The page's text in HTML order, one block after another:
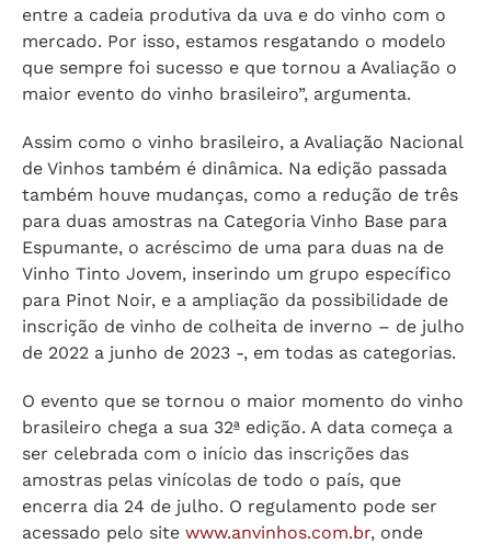
entre a cadeia produtiva da uva e do vinho com o
mercado. Por isso, estamos resgatando o modelo
que sempre foi sucesso e que tornou a Avaliação o
maior evento do vinho brasileiro”, argumenta.
Assim como o vinho brasileiro, a Avaliação Nacional
de Vinhos também é dinâmica. Na edição passada
também houve mudanças, como a redução de três
para duas amostras na Categoria Vinho Base para
Espumante, o acréscimo de uma para duas na de
Vinho Tinto Jovem, inserindo um grupo específico
para Pinot Noir, e a ampliação da possibilidade de
inscrição de vinho de colheita de inverno – de julho
de 2022 a junho de 2023 -, em todas as categorias.
O evento que se tornou o maior momento do vinho
brasileiro chega a sua 32ª edição. A data começa a
ser celebrada com o início das inscrições das
amostras pelas vinícolas de todo o país, que
encerra dia 24 de julho. O regulamento pode ser
acessado pelo site www.anvinhos.com.br, onde